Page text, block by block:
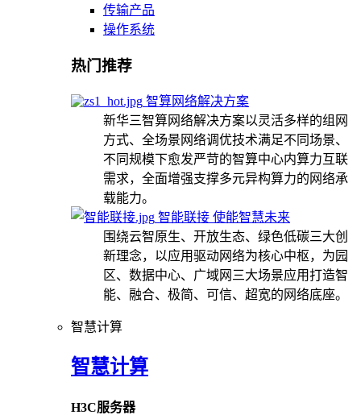
传输产品
操作系统
热门推荐
智算网络解决方案
新华三智算网络解决方案以灵活多样的组网
方式、全场景网络调优技术满足不同场景、
不同规模下愈发严苛的智算中心内算力互联
需求，全面增强支撑多元异构算力的网络承
载能力。
智能联接 使能智慧未来
围绕云智原生、开放生态、绿色低碳三大创
新理念，以应用驱动网络为核心中枢，为园
区、数据中心、广域网三大场景应用打造智
能、融合、极简、可信、超宽的网络底座。
智慧计算
智慧计算
H3C服务器